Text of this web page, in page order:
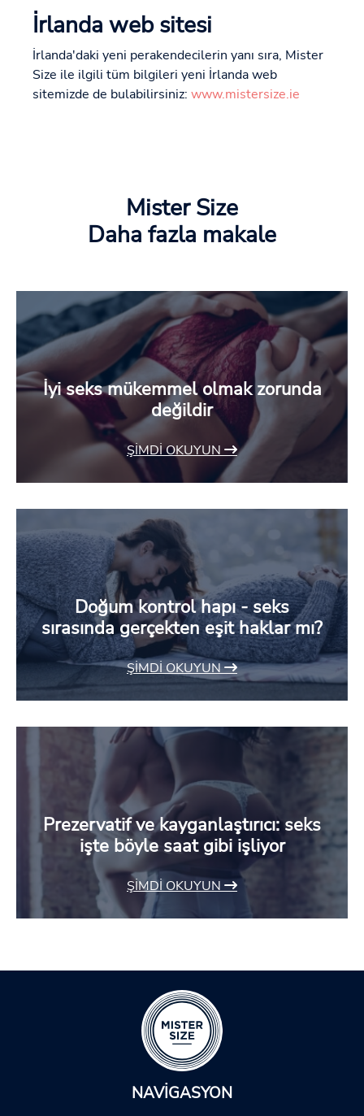
İrlanda web sitesi
İrlanda'daki yeni perakendecilerin yanı sıra, Mister
Size ile ilgili tüm bilgileri yeni İrlanda web
sitemizde de bulabilirsiniz: www.mistersize.ie
Mister Size
Daha fazla makale
İyi seks mükemmel olmak zorunda
değildir
ŞIMDI OKUYUN
Doğum kontrol hapı - seks
sırasında gerçekten eşit haklar mı?
ŞIMDI OKUYUN
Prezervatif ve kayganlaştırıcı: seks
işte böyle saat gibi işliyor
ŞIMDI OKUYUN
NAVIGASYON